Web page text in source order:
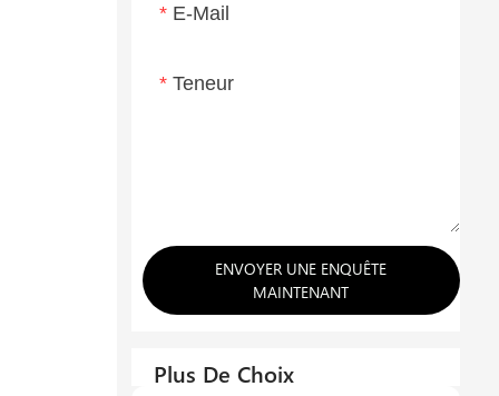
E-Mail
Teneur
ENVOYER UNE ENQUÊTE
MAINTENANT
Plus De Choix